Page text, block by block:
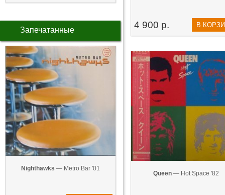
Запечатанные
Nighthawks — Metro Bar '01
4 900 р. В
Queen — Hot Space '82